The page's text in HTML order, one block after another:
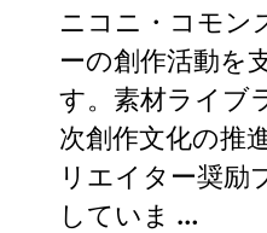
ニコニ・コモン
ーの創作活動を
す。素材ライブ
次創作文化の推
リエイター奨励
していま …